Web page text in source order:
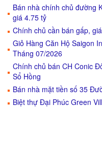
Bán nhà chính chủ đường
giá 4.75 tỷ
Chính chủ cần bán gấp,
Giỏ Hàng Căn Hộ Saigon
Tháng 07/2026
Chính chủ bán CH Conic
Sổ Hồng
Bán nhà mặt tiền số 35
Biệt thự Đại Phúc Green